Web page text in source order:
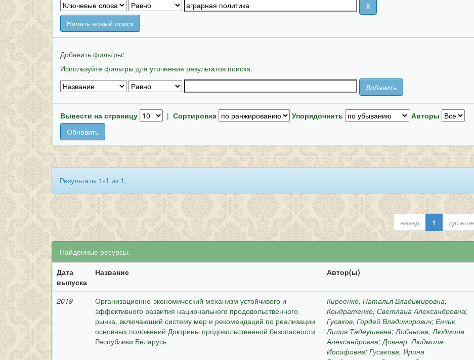
Начать новый поиск
Добавить фильтры:
Используйте фильтры для уточнения результатов поиска.
Вывести на страницу | Сортировка Упорядочнить Авторы
Результаты 1-1 из 1.
назад 1 дальше
Найденные ресурсы:
Дата
выпуска
Название Автор(ы)
2019
Организационно-экономический механизм устойчивого и
эффективного развития национального продовольственного
рынка, включающий систему мер и рекомендаций по реализации
основных положений Доктрины продовольственной безопасности
Республики Беларусь
Киреенко, Наталья Владимировна;
Кондратенко, Светлана Александровна;
Гусаков, Гордей Владимирович;Ёнчик,
Лилия Тадеушевна;Лобанова, Людмила
Александровна;Довнар, Людмила
Иосифовна;Гусакова, Ирина